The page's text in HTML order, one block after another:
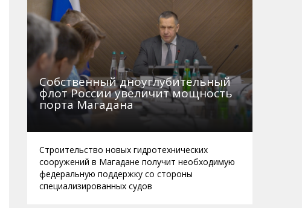
Собственный дноуглубительный
флот России увеличит мощность
порта Магадана
Строительство новых гидротехнических
сооружений в Магадане получит необходимую
федеральную поддержку со стороны
специализированных судов